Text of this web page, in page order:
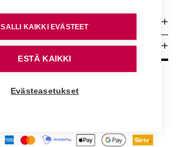
SALLI KAIKKI EVÄSTEET
ESTÄ KAIKKI
Evästeasetukset